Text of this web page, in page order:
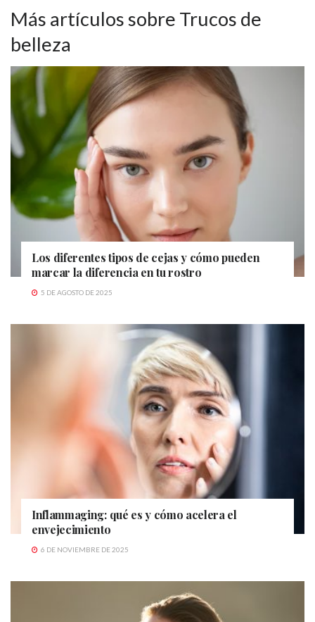
Más artículos sobre Trucos de
belleza
Los diferentes tipos de cejas y cómo pueden
marcar la diferencia en tu rostro
5 DE AGOSTO DE 2025
Inflammaging: qué es y cómo acelera el
envejecimiento
6 DE NOVIEMBRE DE 2025